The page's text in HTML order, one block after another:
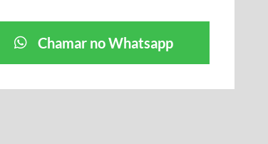
Chamar no Whatsapp